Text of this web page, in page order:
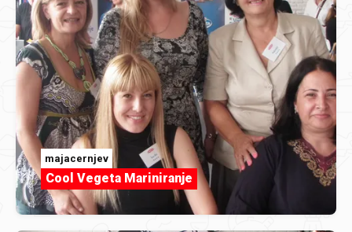
majacernjev
Cool Vegeta Mariniranje